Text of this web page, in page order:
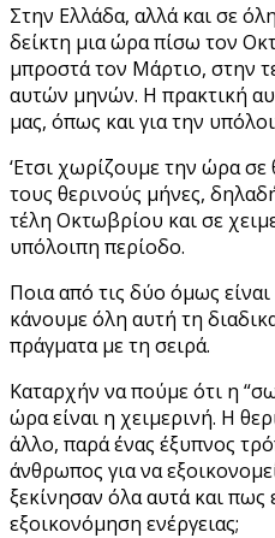
Στην Ελλάδα, αλλά και σε
δείκτη μια ώρα πίσω τον
μπροστά τον Μάρτιο, στην
αυτών μηνών. Η πρακτική
μας, όπως και για την
‘Ετσι χωρίζουμε την ώρα σε
τους θερινούς μήνες,
τέλη Οκτωβρίου και σε
υπόλοιπη περίοδο.
Ποια από τις δύο όμως είναι
κάνουμε όλη αυτή τη
πράγματα με τη σειρά.
Καταρχήν να πούμε ότι η
ώρα είναι η χειμερινή. Η
άλλο, παρά ένας έξυπνος
άνθρωπος για να
ξεκίνησαν όλα αυτά και πως
εξοικονόμηση ενέργειας;